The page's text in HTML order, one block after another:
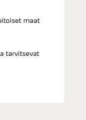
maat
tarvitsevat